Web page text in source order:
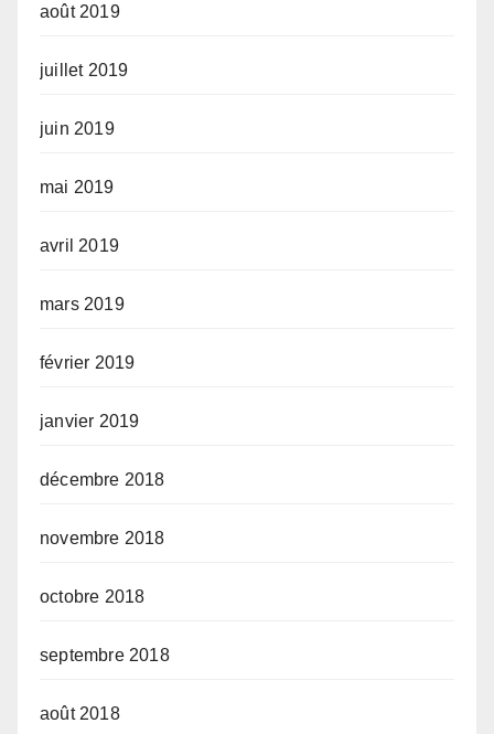
août 2019
juillet 2019
juin 2019
mai 2019
avril 2019
mars 2019
février 2019
janvier 2019
décembre 2018
novembre 2018
octobre 2018
septembre 2018
août 2018